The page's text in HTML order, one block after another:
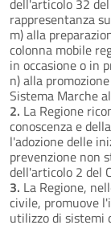
rappresentanza
m) alla
colonna mobile
in occasione o in
n) alla
Sistema Marche
2. La Regione
conoscenza e
l'adozione delle
prevenzione non
dell'articolo 2 del
3. La Regione,
civile, promuove
utilizzo di sistemi